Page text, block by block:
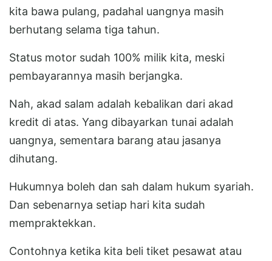
kita bawa pulang, padahal uangnya masih
berhutang selama tiga tahun.
Status motor sudah 100% milik kita, meski
pembayarannya masih berjangka.
Nah, akad salam adalah kebalikan dari akad
kredit di atas. Yang dibayarkan tunai adalah
uangnya, sementara barang atau jasanya
dihutang.
Hukumnya boleh dan sah dalam hukum syariah.
Dan sebenarnya setiap hari kita sudah
mempraktekkan.
Contohnya ketika kita beli tiket pesawat atau